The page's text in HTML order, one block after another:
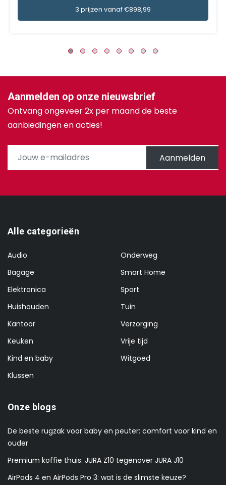
3 prijzen vanaf €898,99
Aanmelden op onze nieuwsbrief
Ontvang ongeveer 2x per maand de beste
aanbiedingen en acties!
Aanmelden
Alle categorieën
Audio
Bagage
Elektronica
Huishouden
Kantoor
Keuken
Kind en baby
Klussen
Onderweg
Smart Home
Sport
Tuin
Verzorging
Vrije tijd
Witgoed
Onze blogs
De beste rugzak voor baby en peuter: comfort voor kind en
ouder
Premium koffie thuis: JURA Z10 tegenover JURA J10
AirPods 4 en AirPods Pro 3: wat is de slimste keuze?